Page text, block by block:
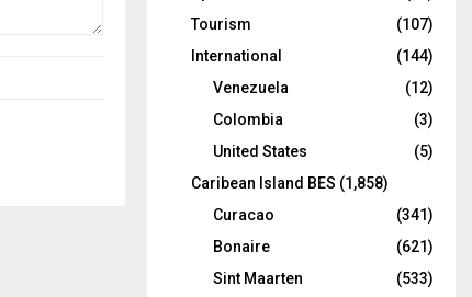
Tourism
(107)
International
(144)
Venezuela
(12)
Colombia
(3)
United States
(5)
Caribean Island BES (1,858)
Curacao
(341)
Bonaire
(621)
Sint Maarten
(533)